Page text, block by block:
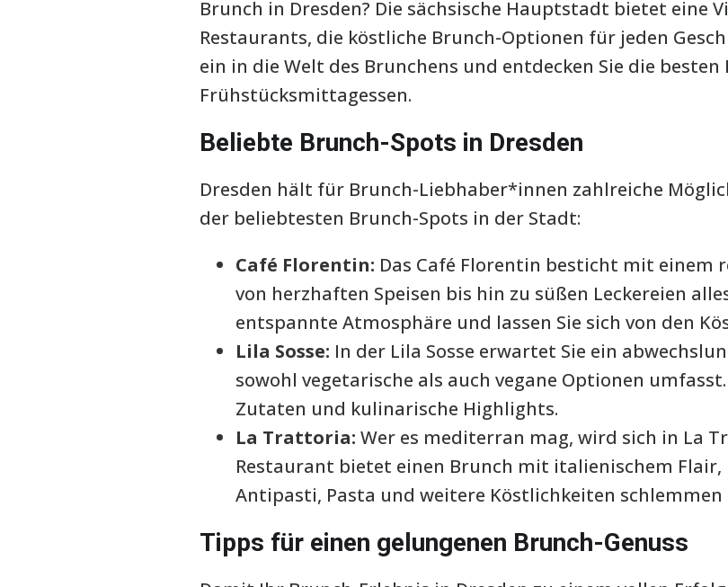
Brunch in Dresden? Die sächsische Hauptstadt bietet eine
Restaurants, die köstliche Brunch-Optionen für jeden
ein in die Welt des Brunchens und entdecken Sie die
Frühstücksmittagessen.
Beliebte Brunch-Spots in Dresden
Dresden hält für Brunch-Liebhaber*innen zahlreiche
der beliebtesten Brunch-Spots in der Stadt:
Café Florentin: Das Café Florentin besticht mit einem
von herzhaften Speisen bis hin zu süßen Leckereien
entspannte Atmosphäre und lassen Sie sich von den
Lila Sosse: In der Lila Sosse erwartet Sie ein
sowohl vegetarische als auch vegane Optionen
Zutaten und kulinarische Highlights.
La Trattoria: Wer es mediterran mag, wird sich in La
Restaurant bietet einen Brunch mit italienischem Flair,
Antipasti, Pasta und weitere Köstlichkeiten schlemmen
Tipps für einen gelungenen Brunch-Genuss